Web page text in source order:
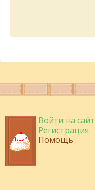
Войти на сайт
Регистрация
Помощь